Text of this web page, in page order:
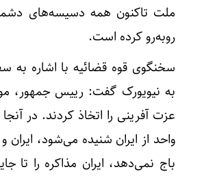
ملت تاکنون همه دسیسه‌های
رو‌به‌رو کرده است.
سخنگوی قوه قضائیه با اشاره به
به نیویورک گفت: رییس جمهور،
عزت آفرینی را اتخاذ کردند. در
واحد از ایران شنیده می‌شود، ایران
باج نمی‌دهد، ایران مذاکره را تا